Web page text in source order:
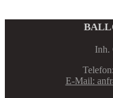
Inh.
E-Mail: